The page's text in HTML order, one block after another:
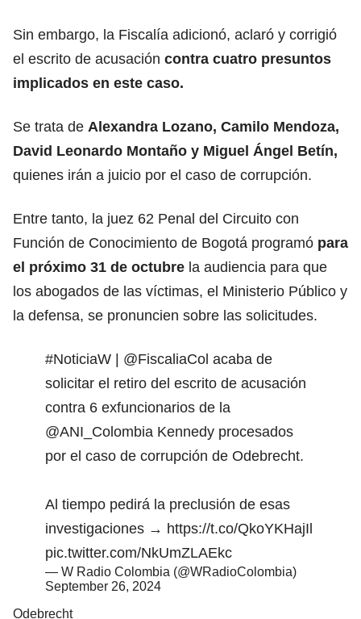
Sin embargo, la Fiscalía adicionó, aclaró y corrigió
el escrito de acusación contra cuatro presuntos
implicados en este caso.
Se trata de Alexandra Lozano, Camilo Mendoza,
David Leonardo Montaño y Miguel Ángel Betín,
quienes irán a juicio por el caso de corrupción.
Entre tanto, la juez 62 Penal del Circuito con
Función de Conocimiento de Bogotá programó para
el próximo 31 de octubre la audiencia para que
los abogados de las víctimas, el Ministerio Público y
la defensa, se pronuncien sobre las solicitudes.
#NoticiaW | @FiscaliaCol acaba de
solicitar el retiro del escrito de acusación
contra 6 exfuncionarios de la
@ANI_Colombia Kennedy procesados
por el caso de corrupción de Odebrecht.
Al tiempo pedirá la preclusión de esas
investigaciones → https://t.co/QkoYKHajIl
pic.twitter.com/NkUmZLAEkc
— W Radio Colombia (@WRadioColombia)
September 26, 2024
Odebrecht